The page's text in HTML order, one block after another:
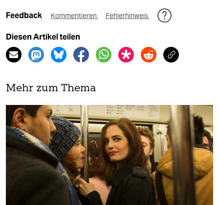
Feedback Kommentieren Fehlerhinweis
Diesen Artikel teilen
Mehr zum Thema